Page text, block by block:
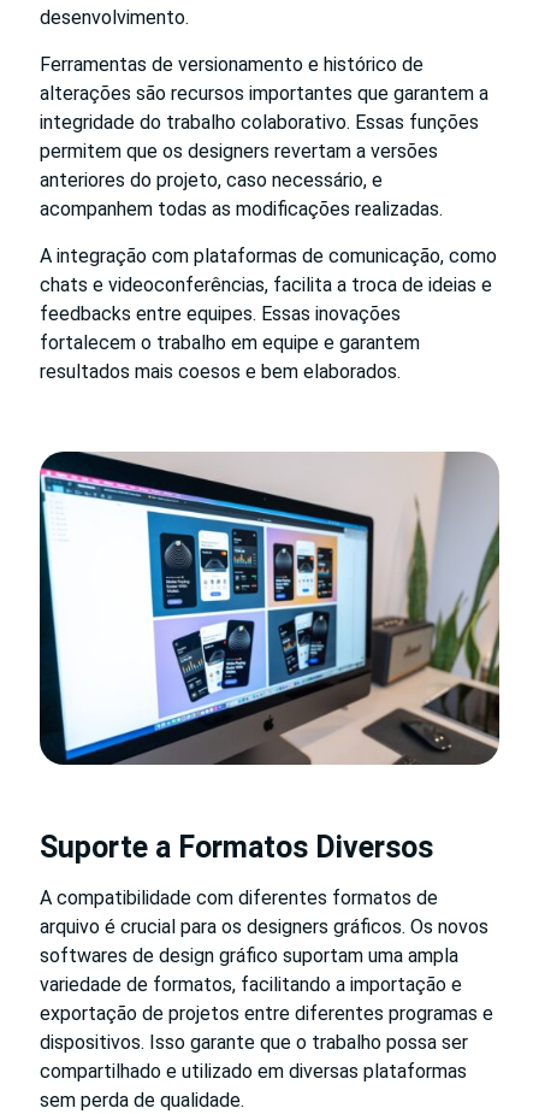
desenvolvimento.
Ferramentas de versionamento e histórico de
alterações são recursos importantes que garantem a
integridade do trabalho colaborativo. Essas funções
permitem que os designers revertam a versões
anteriores do projeto, caso necessário, e
acompanhem todas as modificações realizadas.
A integração com plataformas de comunicação, como
chats e videoconferências, facilita a troca de ideias e
feedbacks entre equipes. Essas inovações
fortalecem o trabalho em equipe e garantem
resultados mais coesos e bem elaborados.
Suporte a Formatos Diversos
A compatibilidade com diferentes formatos de
arquivo é crucial para os designers gráficos. Os novos
softwares de design gráfico suportam uma ampla
variedade de formatos, facilitando a importação e
exportação de projetos entre diferentes programas e
dispositivos. Isso garante que o trabalho possa ser
compartilhado e utilizado em diversas plataformas
sem perda de qualidade.